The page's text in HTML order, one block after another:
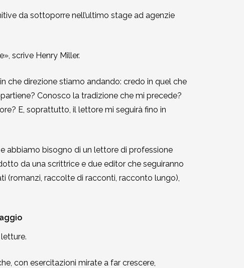
da sottoporre nell’ultimo stage ad agenzie
scrive Henry Miller.
che direzione stiamo andando: credo in quel che
Conosco la tradizione che mi precede?
E, soprattutto, il lettore mi seguirà fino in
abbiamo bisogno di un lettore di professione
da una scrittrice e due editor che seguiranno
(romanzi, raccolte di racconti, racconto lungo),
con esercitazioni mirate a far crescere,